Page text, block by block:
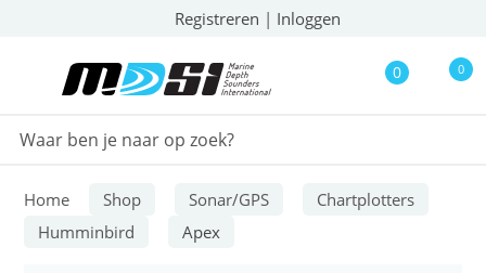
Registreren | Inloggen
0 0
Home Shop Sonar/GPS
Chartplotters
Humminbird
Apex